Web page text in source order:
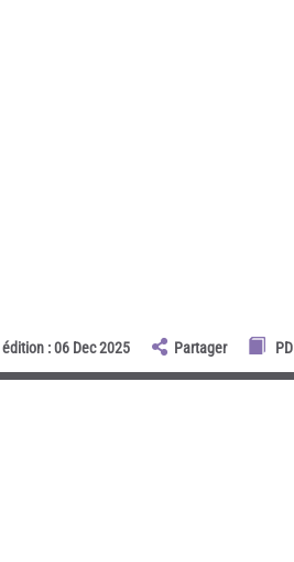
: 06 Dec 2025 Partager